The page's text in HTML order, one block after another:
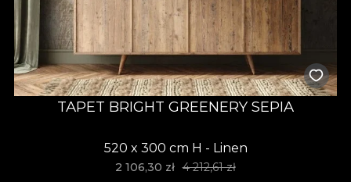
TAPET BRIGHT GREENERY SEPIA
520 x 300 cm H - Linen
2 106,30 zł 4 212,61 zł